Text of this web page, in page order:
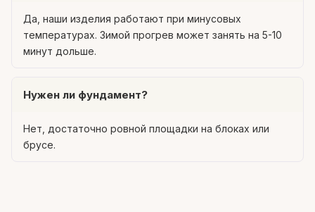
Да, наши изделия работают при минусовых
температурах. Зимой прогрев может занять на 5-10
минут дольше.
Нужен ли фундамент?
Нет, достаточно ровной площадки на блоках или
брусе.